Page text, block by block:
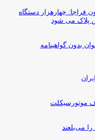
فراجا: چهارهزار دستگاه
پلاک می شود
بدون گواهینامه
موتورسیکلت
می‌بلعند